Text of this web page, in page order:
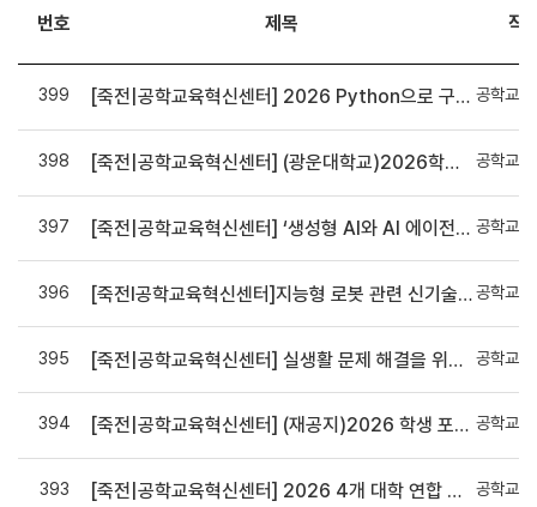
번호 제목 작
399 [죽전|공학교육혁신센터] 2026 Python으로 구현하는 AI 영상인식과 로봇팔 제어 프로그램 신청 안내 공학교
398 [죽전|공학교육혁신센터] (광운대학교)2026학년도 로봇영상처리를 위한 AI 모델 기초 실습 교육 공학교
397 [죽전|공학교육혁신센터] ‘생성형 AI와 AI 에이전트 개발 교육’모집 안내 공학교
396 [죽전l공학교육혁신센터]지능형 로봇 관련 신기술 융합! DK-4Dream 프로그램 참가자 모집 안내공학교
395 [죽전|공학교육혁신센터] 실생활 문제 해결을 위한 피지컬 AI 로봇 만들기 신청 안내 공학교
394 [죽전|공학교육혁신센터] (재공지)2026 학생 포트폴리오 경진대회 신청 안내(*제출 분야 수정) 공학교
393 [죽전|공학교육혁신센터] 2026 4개 대학 연합 창의융합캠프 개최 및 참가자 모집 안내 공학교